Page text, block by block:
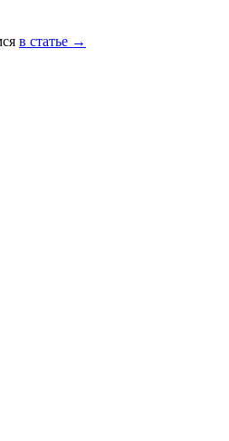
в статье →